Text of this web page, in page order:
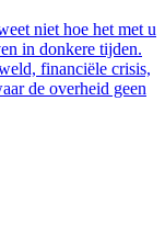
niet hoe het met u
in donkere tijden.
financiële crisis,
de overheid geen